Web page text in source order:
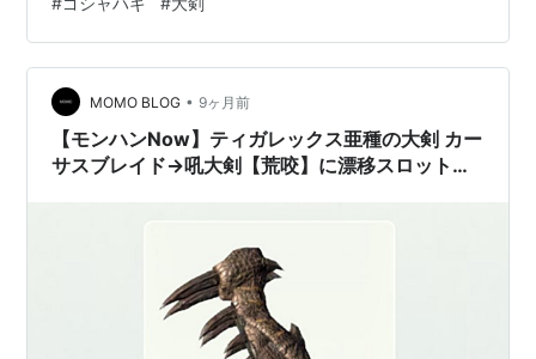
氷属性攻撃強化Lv5、凶会心Lv3を付けられる装備構成
SNSでのゴシャハギの大剣「ゴシャガズバァ」に対する
反応 氷属性攻撃強化・境地のスキル ゴシャハギの片手剣
をG10-5まで強化すると ゴシャズバァ→ゴシャガズバァ
G10-5で攻撃力：1570会心率：-30％属性…
MOMO BLOG • 9ヶ月前
【モンハンNow】ティガレックス亜種の大剣 カー
サスブレイド→吼大剣【荒咬】に漂移スロットな